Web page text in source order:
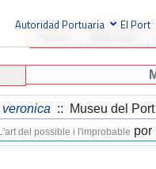
Autoridad Portuaria El Port
veronica :: Museu del Port
del possible i l'improbable por